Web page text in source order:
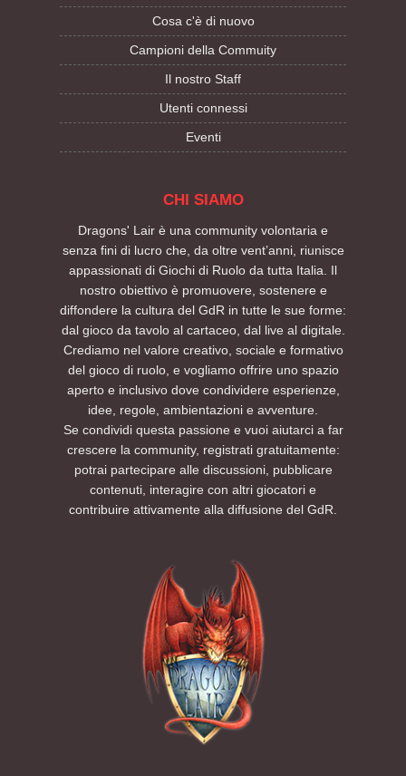
Cosa c'è di nuovo
Campioni della Commuity
Il nostro Staff
Utenti connessi
Eventi
CHI SIAMO
Dragons' Lair è una community volontaria e
senza fini di lucro che, da oltre vent’anni, riunisce
appassionati di Giochi di Ruolo da tutta Italia. Il
nostro obiettivo è promuovere, sostenere e
diffondere la cultura del GdR in tutte le sue forme:
dal gioco da tavolo al cartaceo, dal live al digitale.
Crediamo nel valore creativo, sociale e formativo
del gioco di ruolo, e vogliamo offrire uno spazio
aperto e inclusivo dove condividere esperienze,
idee, regole, ambientazioni e avventure.
Se condividi questa passione e vuoi aiutarci a far
crescere la community, registrati gratuitamente:
potrai partecipare alle discussioni, pubblicare
contenuti, interagire con altri giocatori e
contribuire attivamente alla diffusione del GdR.